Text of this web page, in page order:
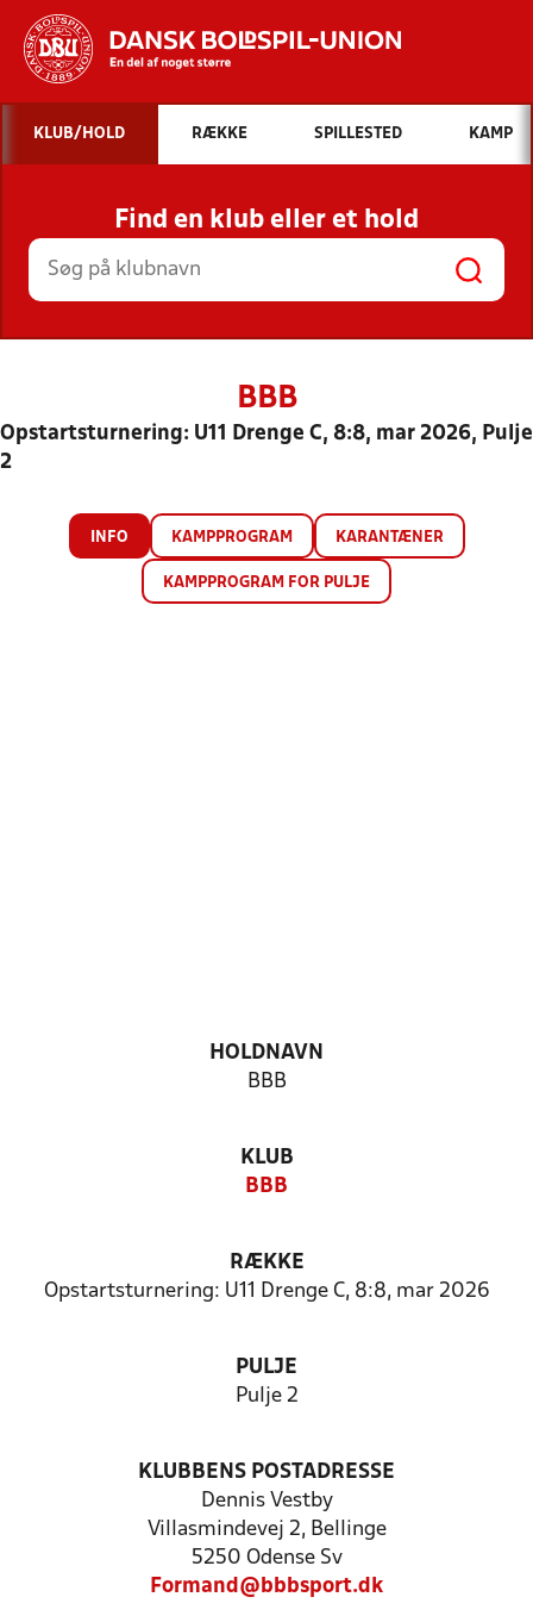
Hvad vil du søge efter?
INDHOLD OG NYHEDER
STILLINGER, RESULTATER, KLUBBER OG
HOLD
KLUB/HOLD RÆKKE SPILLESTED KAMP
Find en klub eller et hold
BBB
Opstartsturnering: U11 Drenge C, 8:8, mar 2026, Pulje
2
INFO KAMPPROGRAM KARANTÆNER
KAMPPROGRAM FOR PULJE
HOLDNAVN
BBB
KLUB
BBB
RÆKKE
Opstartsturnering: U11 Drenge C, 8:8, mar 2026
PULJE
Pulje 2
KLUBBENS POSTADRESSE
Dennis Vestby
Villasmindevej 2, Bellinge
5250 Odense Sv
Formand@bbbsport.dk